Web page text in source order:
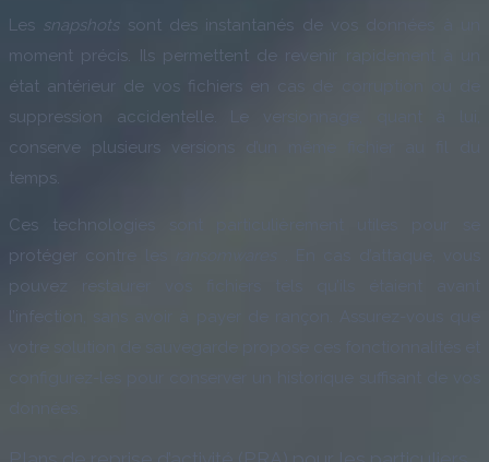
Les snapshots sont des instantanés de vos données à un
moment précis. Ils permettent de revenir rapidement à un
état antérieur de vos fichiers en cas de corruption ou de
suppression accidentelle. Le versionnage, quant à lui,
conserve plusieurs versions d’un même fichier au fil du
temps.
Ces technologies sont particulièrement utiles pour se
protéger contre les
pouvez restaurer vos fichiers tels qu’ils étaient avant
l’infection, sans avoir à payer de rançon. Assurez-vous que